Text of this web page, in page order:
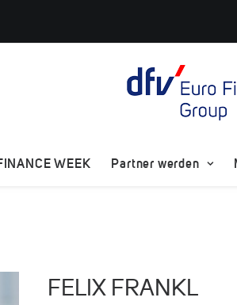
WEEK Partner werden
FELIX FRANKL